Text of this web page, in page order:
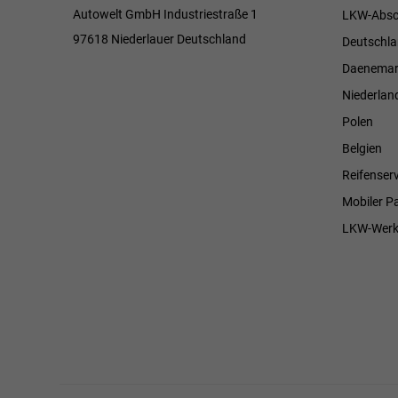
Autowelt GmbH Industriestraße 1
97618 Niederlauer Deutschland
LKW-
Polen
Belgien
Mobiler
LKW-